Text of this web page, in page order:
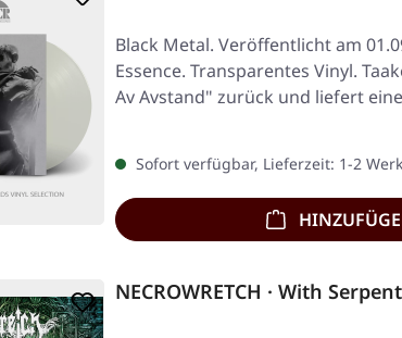
Black Metal. Veröffentlicht am
Essence. Transparentes Vinyl.
Av Avstand" zurück und liefert
Sofort verfügbar, Lieferzeit: 1-2
NECROWRETCH · With